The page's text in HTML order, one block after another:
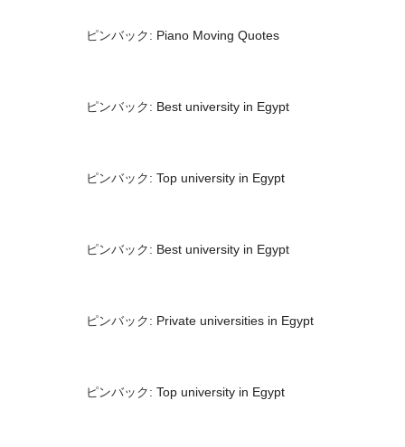
ピンバック: Piano Moving Quotes
ピンバック: Best university in Egypt
ピンバック: Top university in Egypt
ピンバック: Best university in Egypt
ピンバック: Private universities in Egypt
ピンバック: Top university in Egypt